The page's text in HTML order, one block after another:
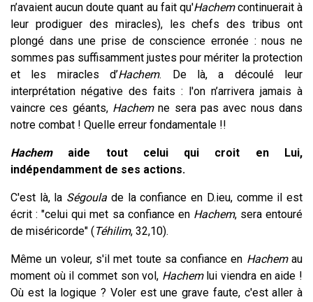
n’avaient aucun doute quant au fait qu'Hachemcontinuerait à
leur prodiguer des miracles), les chefs des tribus ont
plongé dans une prise de conscience erronée : nous ne
sommes pas suffisamment justes pour mériter la protection
et les miracles d’Hachem.
De là, a découlé leur
interprétation négative des faits : l'on n’arrivera jamais à
vaincre ces géants, Hachemne sera pas avec nous dans
notre combat ! Quelle erreur fondamentale !!
Hachemaide tout celui qui croit en Lui,
indépendamment de ses actions.
C'est là, la Ségoula de la confiance en D.ieu, comme il est
écrit : "celui qui met sa confiance en Hachem, sera entouré
de miséricorde" ( Téhilim, 32,10).
Même un voleur, s'il met toute sa confiance en Hachemau
moment où il commet son vol, Hachemlui viendra en aide !
Où est la logique ? Voler est une grave faute, c'est aller à